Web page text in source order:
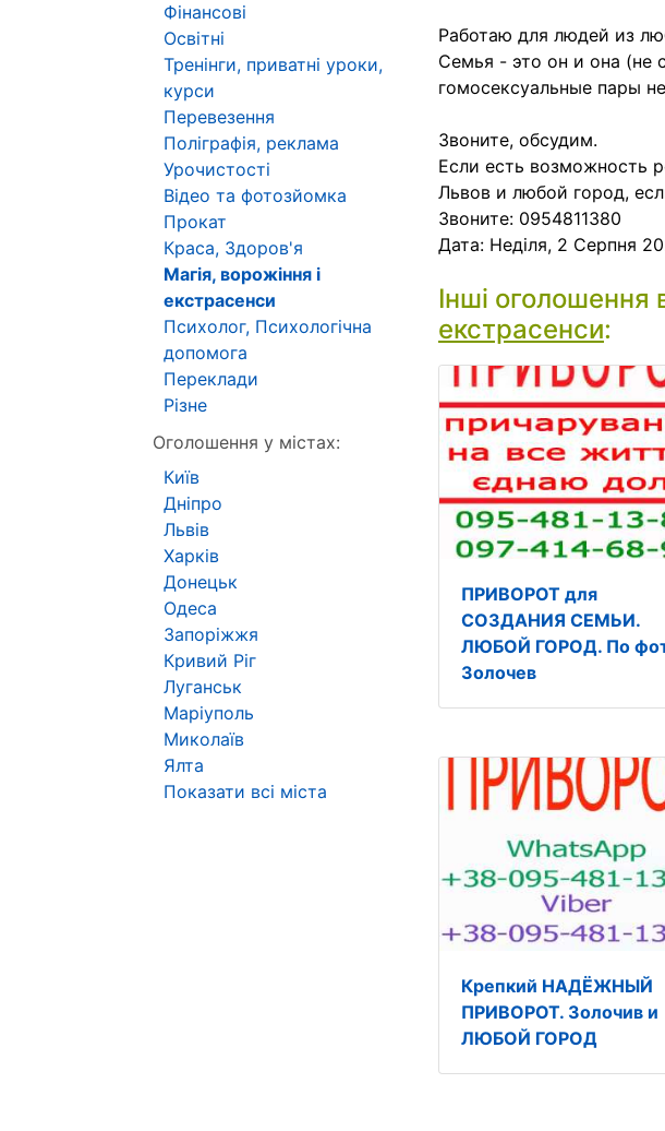
Работаю для людей из
Семья - это он и она (не
гомосексуальные пары
Звоните, обсудим.
Если есть возможность
Львов и любой город,
Звоните: 0954811380
Дата: Неділя, 2 Серпня
Інші оголошення
екстрасенси:
ПРИВОРОТ для
СОЗДАНИЯ СЕМЬИ.
ЛЮБОЙ ГОРОД. По
Золочев
Крепкий НАДЁЖНЫЙ
ПРИВОРОТ. Золочив и
ЛЮБОЙ ГОРОД
Фінансові
Освітні
Тренінги, приватні уроки,
курси
Перевезення
Поліграфія, реклама
Урочистості
Відео та фотозйомка
Прокат
Краса, Здоров'я
Магія, ворожіння і
екстрасенси
Психолог, Психологічна
допомога
Переклади
Різне
Оголошення у містах:
Київ
Дніпро
Львів
Харків
Донецьк
Одеса
Запоріжжя
Кривий Ріг
Луганськ
Маріуполь
Миколаїв
Ялта
Показати всі міста